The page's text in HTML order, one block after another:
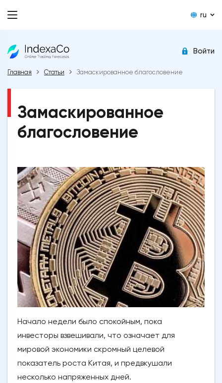
ru
Войти
Главная Статьи Замаскированное благословение
Замаскированное
благословение
Начало недели было спокойным, пока
инвесторы взвешивали, что означает для
мировой экономики скромный целевой
показатель роста Китая, и предвкушали
несколько напряженных дней.